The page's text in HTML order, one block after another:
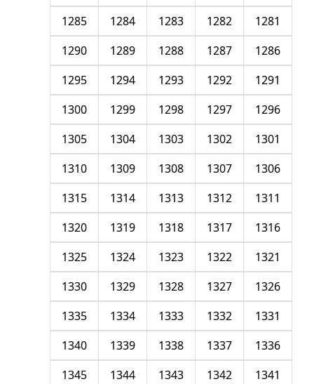
1281
1282
1283
1284
1285
1286
1287
1288
1289
1290
1291
1292
1293
1294
1295
1296
1297
1298
1299
1300
1301
1302
1303
1304
1305
1306
1307
1308
1309
1310
1311
1312
1313
1314
1315
1316
1317
1318
1319
1320
1321
1322
1323
1324
1325
1326
1327
1328
1329
1330
1331
1332
1333
1334
1335
1336
1337
1338
1339
1340
1341
1342
1343
1344
1345